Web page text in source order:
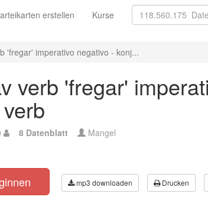
erstellen Kurse
'fregar' imperativo negativo - konj...
verb 'fregar'
8 Datenblatt Mangel
mp3 downloaden Drucken